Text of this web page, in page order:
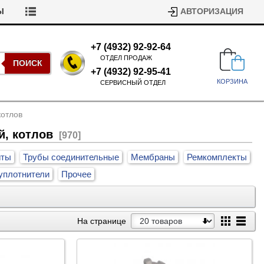
АВТОРИЗАЦИЯ
ПОИСК
+7 (4932) 92-92-64
ОТДЕЛ ПРОДАЖ
+7 (4932) 92-95-41
СЕРВИСНЫЙ ОТДЕЛ КОРЗИНА
Ремни для сушильных машин
Испарители, конденсаторы для
холодильников
котлов [970]
Трубы соединительные Мембраны
Ремкомплекты
Прочее
На странице